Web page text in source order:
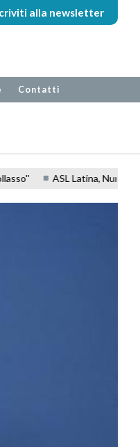
alla newsletter
Contatti
''Acqua gratuita negli